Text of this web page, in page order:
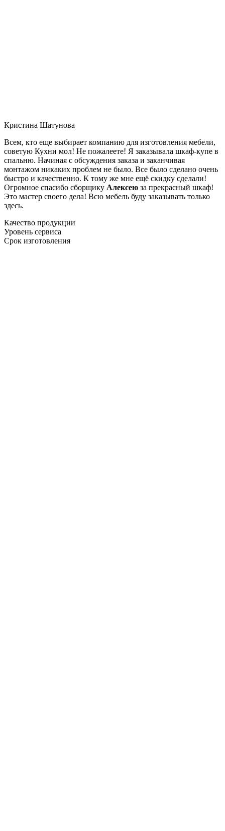
Кристина Шатунова
Всем, кто еще выбирает компанию для изготовления мебели,
советую Кухни мол! Не пожалеете! Я заказывала шкаф-купе в
спальню. Начиная с обсуждения заказа и заканчивая
монтажом никаких проблем не было. Все было сделано очень
быстро и качественно. К тому же мне ещё скидку сделали!
Огромное спасибо сборщику Алексею за прекрасный шкаф!
Это мастер своего дела! Всю мебель буду заказывать только
здесь.
Качество продукции
Уровень сервиса
Срок изготовления